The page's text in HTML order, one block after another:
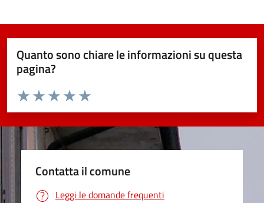
Quanto sono chiare le informazioni su questa
pagina?
Valuta da 1 a 5 stelle la pagina
Valuta 5 stelle su 5
Valuta 4 stelle su 5
Valuta 3 stelle su 5
Valuta 2 stelle su 5
Valuta 1 stelle su 5
Contatta il comune
Leggi le domande frequenti